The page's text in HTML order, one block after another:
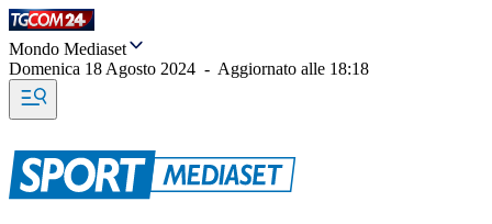
Mondo Mediaset
Domenica 18 Agosto 2024 - Aggiornato alle 18:18